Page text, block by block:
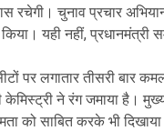
चुनाव प्रचार
यही नहीं,
पर लगातार तीसरी बार
केमिस्ट्री ने रंग जमाया है।
को साबित करके भी